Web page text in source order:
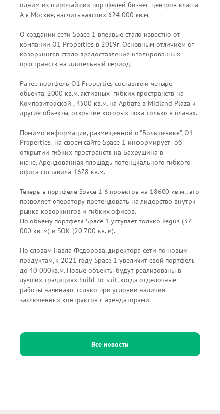
одним из широчайших портфелей бизнес-центров класса
А в Москве, насчитывающих 624 000 кв.м.
О создании сети Space 1 впервые стало известно от
компании О1 Properties в 2019г. Основным отличием от
коворкингов стало предоставление изолированных
пространств на длительный период.
Ранее портфель О1 Properties составляли четыре
объекта. 2000 кв.м. активных гибких пространств на
Композиторской , 4500 кв.м. на Арбате в Midland Plaza и
другие объекты, открытие которых пока только в планах.
Помимо информации, размещенной о "Большевике", О1
Properties на своем сайте Space 1 информирует об
открытии гибких пространств на Бахрушина в
июне. Арендованная площадь потенциального гибкого
офиса составила 1678 кв.м.
Теперь в портфеле Space 1 6 проектов на 18600 кв.м., это
позволяет оператору претендовать на лидерство внутри
рынка коворкингов и гибких офисов.
По объему портфеля Space 1 уступает только Regus (37
000 кв. м) и SOK (20 700 кв. м).
По словам Павла Федорова, директора сети по новым
продуктам, к 2021 году Space 1 увеличит свой портфель
до 40 000кв.м. Новые объекты будут реализованы в
лучших традициях build-to-suit, когда отделочные
работы начинают только при условии наличия
заключенных контрактов с арендаторами.
Все новости